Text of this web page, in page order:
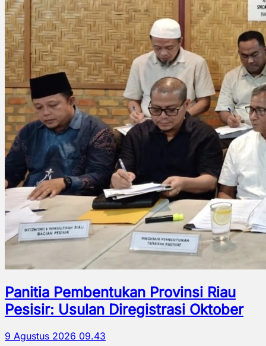
Panitia Pembentukan Provinsi Riau
Pesisir: Usulan Diregistrasi Oktober
9 Agustus 2026 09.43